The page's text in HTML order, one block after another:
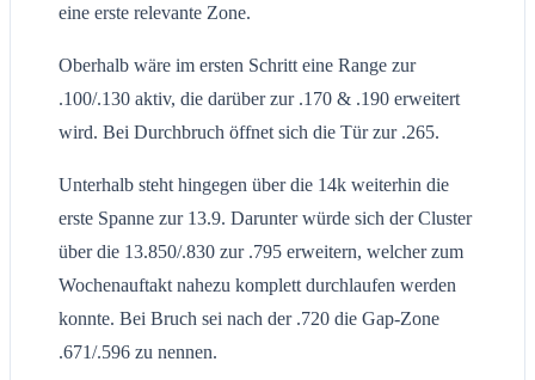
eine erste relevante Zone.
Oberhalb wäre im ersten Schritt eine Range zur
.100/.130 aktiv, die darüber zur .170 & .190 erweitert
wird. Bei Durchbruch öffnet sich die Tür zur .265.
Unterhalb steht hingegen über die 14k weiterhin die
erste Spanne zur 13.9. Darunter würde sich der Cluster
über die 13.850/.830 zur .795 erweitern, welcher zum
Wochenauftakt nahezu komplett durchlaufen werden
konnte. Bei Bruch sei nach der .720 die Gap-Zone
.671/.596 zu nennen.